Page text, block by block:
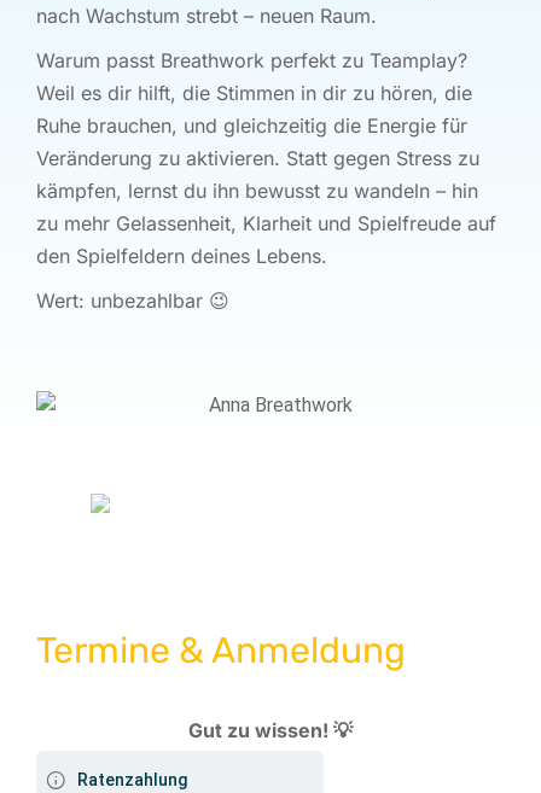
nach Wachstum strebt – neuen Raum.
Warum passt Breathwork perfekt zu Teamplay?
Weil es dir hilft, die Stimmen in dir zu hören, die
Ruhe brauchen, und gleichzeitig die Energie für
Veränderung zu aktivieren. Statt gegen Stress zu
kämpfen, lernst du ihn bewusst zu wandeln – hin
zu mehr Gelassenheit, Klarheit und Spielfreude auf
den Spielfeldern deines Lebens.
Wert: unbezahlbar 😉
Termine & Anmeldung
Gut zu wissen! 💡
Ratenzahlung